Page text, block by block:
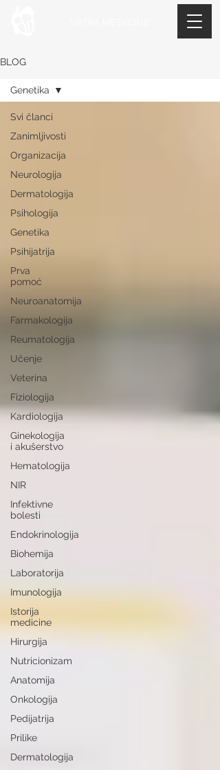
BLOG
Svi članci
Zanimljivosti
Organizacija
Neurologija
Dermatologija
Psihologija
Genetika
Psihijatrija
Prva
pomoć
Neuroanatomija
Farmakologija
Reumatologija
Učenje
Veterina
Fiziologija
Kardiologija
Ginekologija
i akušerstvo
Hematologija
NIR
Infektivne
bolesti
Endokrinologija
Biohemija
Laboratorija
Imunologija
Istorija
medicine
Hirurgija
Nutricionizam
Anatomija
Onkologija
Pedijatrija
Prilike
Dermatologija
Genetika